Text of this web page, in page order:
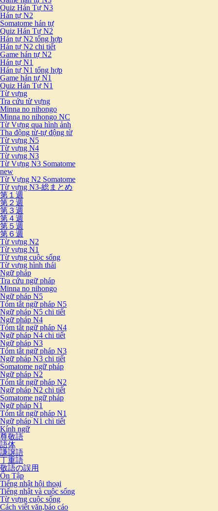
Quiz Hán Tự N3
Hán tự N2
Somatome hán tự
Quiz Hán Tự N2
Hán tự N2 tổng hợp
Hán tự N2 chi tiết
Game hán tự N2
Hán tự N1
Hán tự N1 tổng hợp
Game hán tự N1
Quiz Hán Tự N1
Từ vựng
Tra cứu từ vựng
Minna no nihongo
Minna no nihongo NC
Từ Vựng qua hình ảnh
Tha động từ-tự động từ
Từ vựng N5
Từ vựng N4
Từ vựng N3
Từ Vựng N3 Somatome
new
Từ Vựng N2 Somatome
Từ vựng N3-総まとめ
第１週
第２週
第３週
第４週
第５週
第６週
Từ vựng N2
Từ vựng N1
Từ vựng cuộc sống
Từ vựng hình thái
Ngữ pháp
Tra cứu ngữ pháp
Minna no nihongo
Ngữ pháp N5
Tóm tắt ngữ pháp N5
Ngữ pháp N5 chi tiết
Ngữ pháp N4
Tóm tắt ngữ pháp N4
Ngữ pháp N4 chi tiết
Ngữ pháp N3
Tóm tắt ngữ pháp N3
Ngữ pháp N3 chi tiết
Somatome ngữ pháp
Ngữ pháp N2
Tóm tắt ngữ pháp N2
Ngữ pháp N2 chi tiết
Somatome ngữ pháp
Ngữ pháp N1
Tóm tắt ngữ pháp N1
Ngữ pháp N1 chi tiết
Kính ngữ
尊敬語
語体
謙譲語
丁重語
敬語の誤用
Ôn Tập
Tiếng nhật hội thoại
Tiếng nhật và cuộc sống
Từ vựng cuộc sống
Cách viết văn,báo cáo